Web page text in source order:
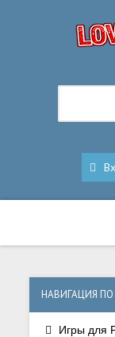
НАВИГАЦИЯ
Игры для